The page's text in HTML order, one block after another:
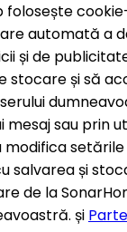
folosește
automată a
și de
stocare și să
sau prin
setările
salvarea și
de la
și